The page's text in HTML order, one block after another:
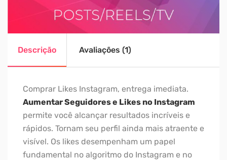
Descrição Avaliações (1)
Comprar Likes Instagram, entrega imediata.
Aumentar Seguidores e Likes no Instagram
permite você alcançar resultados incríveis e
rápidos. Tornam seu perfil ainda mais atraente e
visível. Os likes desempenham um papel
fundamental no algoritmo do Instagram e no